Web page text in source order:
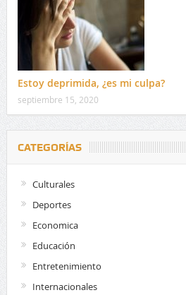
Estoy deprimida, ¿es mi culpa?
septiembre 15, 2020
CATEGORÍAS
Culturales
Deportes
Economica
Educación
Entretenimiento
Internacionales